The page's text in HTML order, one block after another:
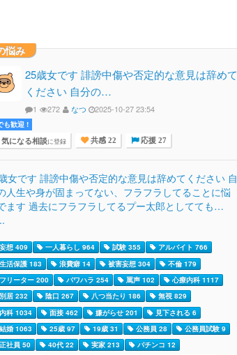
悩み
25歳女です 誹謗中傷や否定的な意見は辞めて
ください 自分の…
1 272 なつ 2025-10-27 23:54
も歓迎 !
気になる相談に登録 共感 22 応援 27
女です 誹謗中傷や否定的な意見は辞めてください 自
人生や身が固まってない、フラフラしてることに悩
ます 過去にフラフラしてるプー太郎としてても…
想 409 一人暮らし 964 試験 355
アルバイト 766
活保護 183
浪費癖 14 被害妄想 304
不倫 179
リーター 200
パワハラ 254 罵声 102
心療内科 1117
居 232
陰口 267 八つ当たり 186
無視 829
科 1034
面接 462 嫌がらせ 201
見下される 6
婚 1063
25歳 97 19歳 31 公務員 28
公務員試験 9
社員 50
40代 22 実家 213
パチンコ 12